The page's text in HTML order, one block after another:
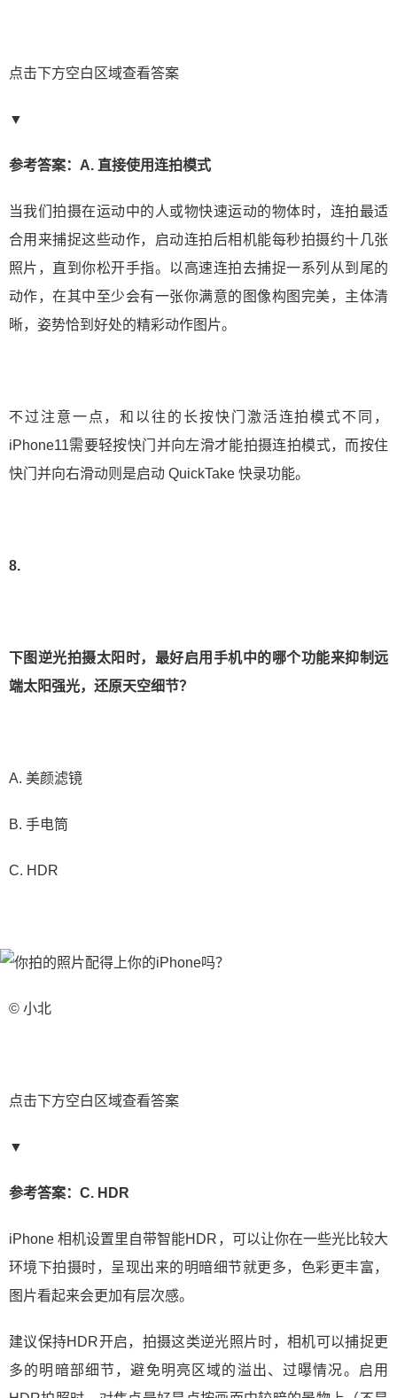
点击下方空白区域查看答案
▼
参考答案：A. 直接使用连拍模式
当我们拍摄在运动中的人或物快速运动的物体时，连拍最适
合用来捕捉这些动作，启动连拍后相机能每秒拍摄约十几张
照片，直到你松开手指。以高速连拍去捕捉一系列从到尾的
动作，在其中至少会有一张你满意的图像构图完美，主体清
晰，姿势恰到好处的精彩动作图片。
不过注意一点，和以往的长按快门激活连拍模式不同，
iPhone11需要轻按快门并向左滑才能拍摄连拍模式，而按住
快门并向右滑动则是启动 QuickTake 快录功能。
8.
下图逆光拍摄太阳时，最好启用手机中的哪个功能来抑制远
端太阳强光，还原天空细节？
A. 美颜滤镜
B. 手电筒
C. HDR
© 小北
点击下方空白区域查看答案
▼
参考答案：C. HDR
iPhone 相机设置里自带智能HDR，可以让你在一些光比较大
环境下拍摄时，呈现出来的明暗细节就更多，色彩更丰富，
图片看起来会更加有层次感。
建议保持HDR开启，拍摄这类逆光照片时，相机可以捕捉更
多的明暗部细节，避免明亮区域的溢出、过曝情况。启用